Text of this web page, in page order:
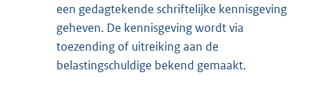
een gedagtekende schriftelijke kennisgeving
geheven. De kennisgeving wordt via
toezending of uitreiking aan de
belastingschuldige bekend gemaakt.